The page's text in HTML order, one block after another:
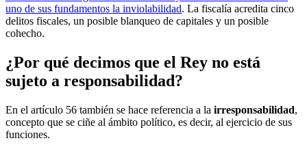
uno de sus fundamentos la inviolabilidad. La fiscalía acredita cinco
delitos fiscales, un posible blanqueo de capitales y un posible
cohecho.
¿Por qué decimos que el Rey no está
sujeto a responsabilidad?
En el artículo 56 también se hace referencia a la irresponsabilidad,
concepto que se ciñe al ámbito político, es decir, al ejercicio de sus
funciones.